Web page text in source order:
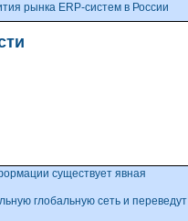
рынка ERP-систем в России
существует явная
глобальную сеть и переведут